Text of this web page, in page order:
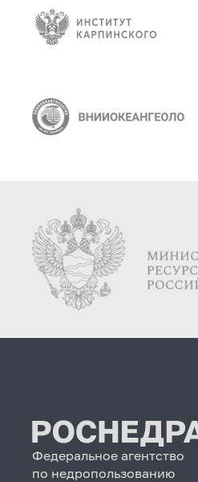
Федеральное агентство
по недропользованию